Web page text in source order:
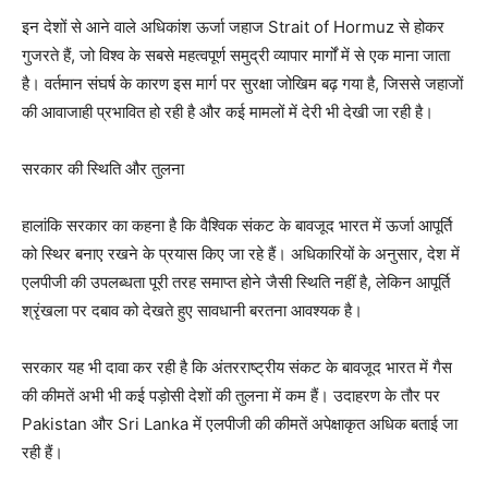
News Week
Magazine PRO
SUBSCRIBE NOW
इन देशों से आने वाले अधिकांश ऊर्जा जहाज Strait of Hormuz से होकर
गुजरते हैं, जो विश्व के सबसे महत्वपूर्ण समुद्री व्यापार मार्गों में से एक माना जाता
है। वर्तमान संघर्ष के कारण इस मार्ग पर सुरक्षा जोखिम बढ़ गया है, जिससे जहाजों
की आवाजाही प्रभावित हो रही है और कई मामलों में देरी भी देखी जा रही है।
सरकार की स्थिति और तुलना
हालांकि सरकार का कहना है कि वैश्विक संकट के बावजूद भारत में ऊर्जा आपूर्ति
को स्थिर बनाए रखने के प्रयास किए जा रहे हैं। अधिकारियों के अनुसार, देश में
एलपीजी की उपलब्धता पूरी तरह समाप्त होने जैसी स्थिति नहीं है, लेकिन आपूर्ति
श्रृंखला पर दबाव को देखते हुए सावधानी बरतना आवश्यक है।
सरकार यह भी दावा कर रही है कि अंतरराष्ट्रीय संकट के बावजूद भारत में गैस
की कीमतें अभी भी कई पड़ोसी देशों की तुलना में कम हैं। उदाहरण के तौर पर
Pakistan और Sri Lanka में एलपीजी की कीमतें अपेक्षाकृत अधिक बताई जा
रही हैं।